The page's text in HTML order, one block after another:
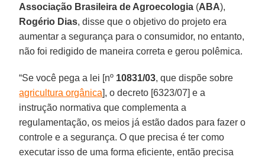
Associação Brasileira de Agroecologia (ABA),
Rogério Dias, disse que o objetivo do projeto era
aumentar a segurança para o consumidor, no entanto,
não foi redigido de maneira correta e gerou polêmica.
“Se você pega a lei [nº 10831/03, que dispõe sobre
agricultura orgânica], o decreto [6323/07] e a
instrução normativa que complementa a
regulamentação, os meios já estão dados para fazer o
controle e a segurança. O que precisa é ter como
executar isso de uma forma eficiente, então precisa